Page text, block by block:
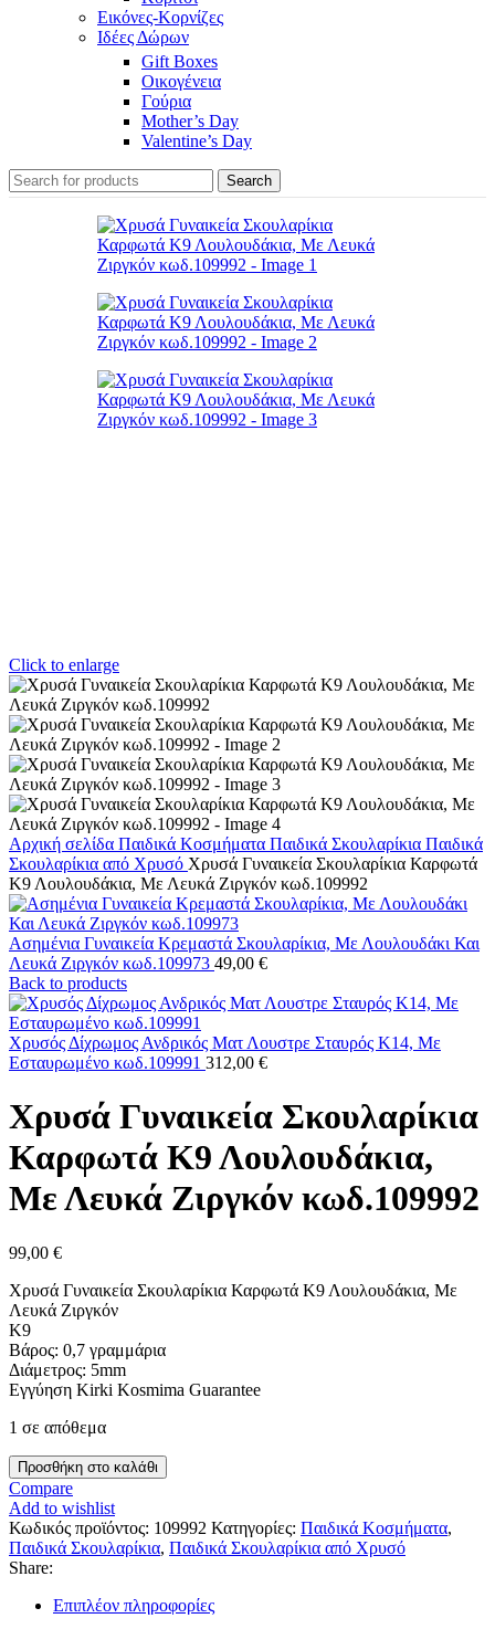
Εικόνες-Κορνίζες
Ιδέες Δώρων
Gift Boxes
Οικογένεια
Γούρια
Mother’s Day
Valentine’s Day
Search
Click to enlarge
Αρχική σελίδα Παιδικά Κοσμήματα Παιδικά Σκουλαρίκια Παιδικά
Σκουλαρίκια από Χρυσό Χρυσά Γυναικεία Σκουλαρίκια Καρφωτά
Κ9 Λουλουδάκια, Με Λευκά Ζιργκόν κωδ.109992
Ασημένια Γυναικεία Κρεμαστά Σκουλαρίκια, Με Λουλουδάκι Και
Λευκά Ζιργκόν κωδ.109973 49,00 €
Back to products
Xρυσός Δίχρωμος Ανδρικός Ματ Λουστρε Σταυρός Κ14, Με
Εσταυρωμένο κωδ.109991 312,00 €
Χρυσά Γυναικεία Σκουλαρίκια
Καρφωτά Κ9 Λουλουδάκια,
Με Λευκά Ζιργκόν κωδ.109992
99,00 €
Χρυσά Γυναικεία Σκουλαρίκια Καρφωτά Κ9 Λουλουδάκια, Με
Λευκά Ζιργκόν
K9
Βάρος: 0,7 γραμμάρια
Διάμετρος: 5mm
Εγγύηση Kirki Kosmima Guarantee
1 σε απόθεμα
Χρυσά
Γυναικεία
Σκουλαρίκια
Καρφωτά
Κ9
Λουλουδάκια,
Λευκά
Προσθήκη στο καλάθι
Compare
Add to wishlist
Κωδικός προϊόντος: 109992 Κατηγορίες: Παιδικά Κοσμήματα,
Παιδικά Σκουλαρίκια, Παιδικά Σκουλαρίκια από Χρυσό
Share:
Επιπλέον πληροφορίες